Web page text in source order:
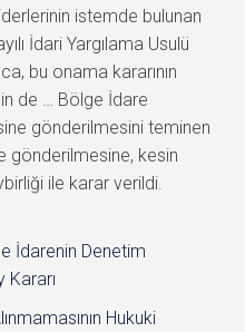
istemde bulunan
İdari Yargılama Usulü
bu onama kararının
de … Bölge İdare
gönderilmesini teminen
gönderilmesine, kesin
ile karar verildi.
İdarenin Denetim
Kararı
Hukuki